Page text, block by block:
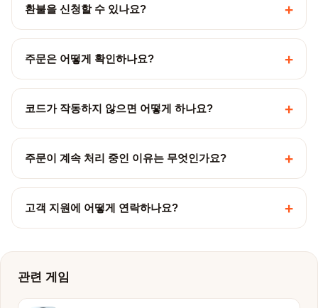
환불을 신청할 수 있나요? +
주문은 어떻게 확인하나요? +
코드가 작동하지 않으면 어떻게 하나요? +
주문이 계속 처리 중인 이유는 무엇인가요? +
고객 지원에 어떻게 연락하나요? +
관련 게임